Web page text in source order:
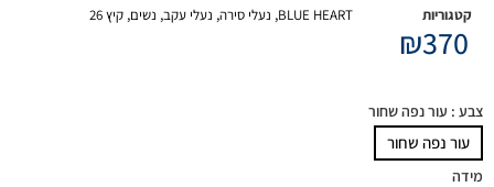
קטגוריות
BLUE HEART
, נעלי סירה, נעלי עקב, נשים, קיץ 26
₪370
צבע : עור נפה שחור
עור נפה שחור
מידה